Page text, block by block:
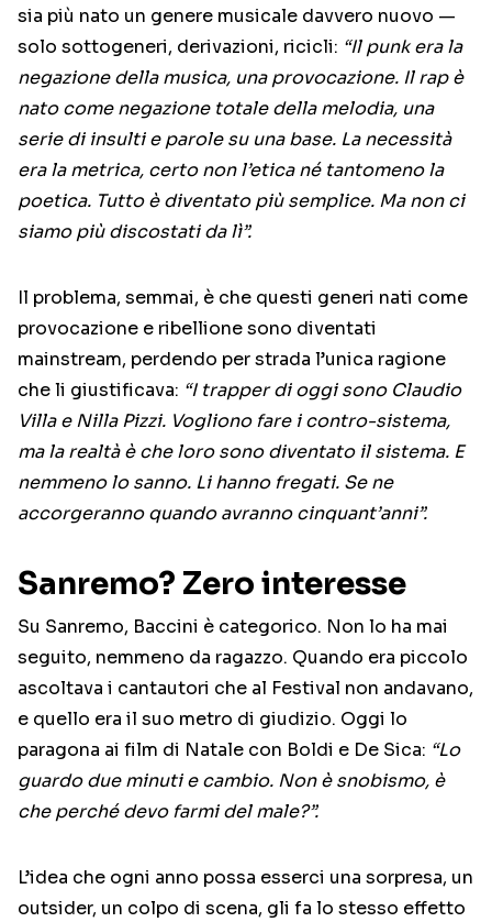
sia più nato un genere musicale davvero nuovo —
solo sottogeneri, derivazioni, ricicli: “Il punk era la
negazione della musica, una provocazione. Il rap è
nato come negazione totale della melodia, una
serie di insulti e parole su una base. La necessità
era la metrica, certo non l’etica né tantomeno la
poetica. Tutto è diventato più semplice. Ma non ci
siamo più discostati da lì”.
Il problema, semmai, è che questi generi nati come
provocazione e ribellione sono diventati
mainstream, perdendo per strada l’unica ragione
che li giustificava: “I trapper di oggi sono Claudio
Villa e Nilla Pizzi. Vogliono fare i contro-sistema,
ma la realtà è che loro sono diventato il sistema. E
nemmeno lo sanno. Li hanno fregati. Se ne
accorgeranno quando avranno cinquant’anni”.
Sanremo? Zero interesse
Su Sanremo, Baccini è categorico. Non lo ha mai
seguito, nemmeno da ragazzo. Quando era piccolo
ascoltava i cantautori che al Festival non andavano,
e quello era il suo metro di giudizio. Oggi lo
paragona ai film di Natale con Boldi e De Sica: “Lo
guardo due minuti e cambio. Non è snobismo, è
che perché devo farmi del male?”.
L’idea che ogni anno possa esserci una sorpresa, un
outsider, un colpo di scena, gli fa lo stesso effetto